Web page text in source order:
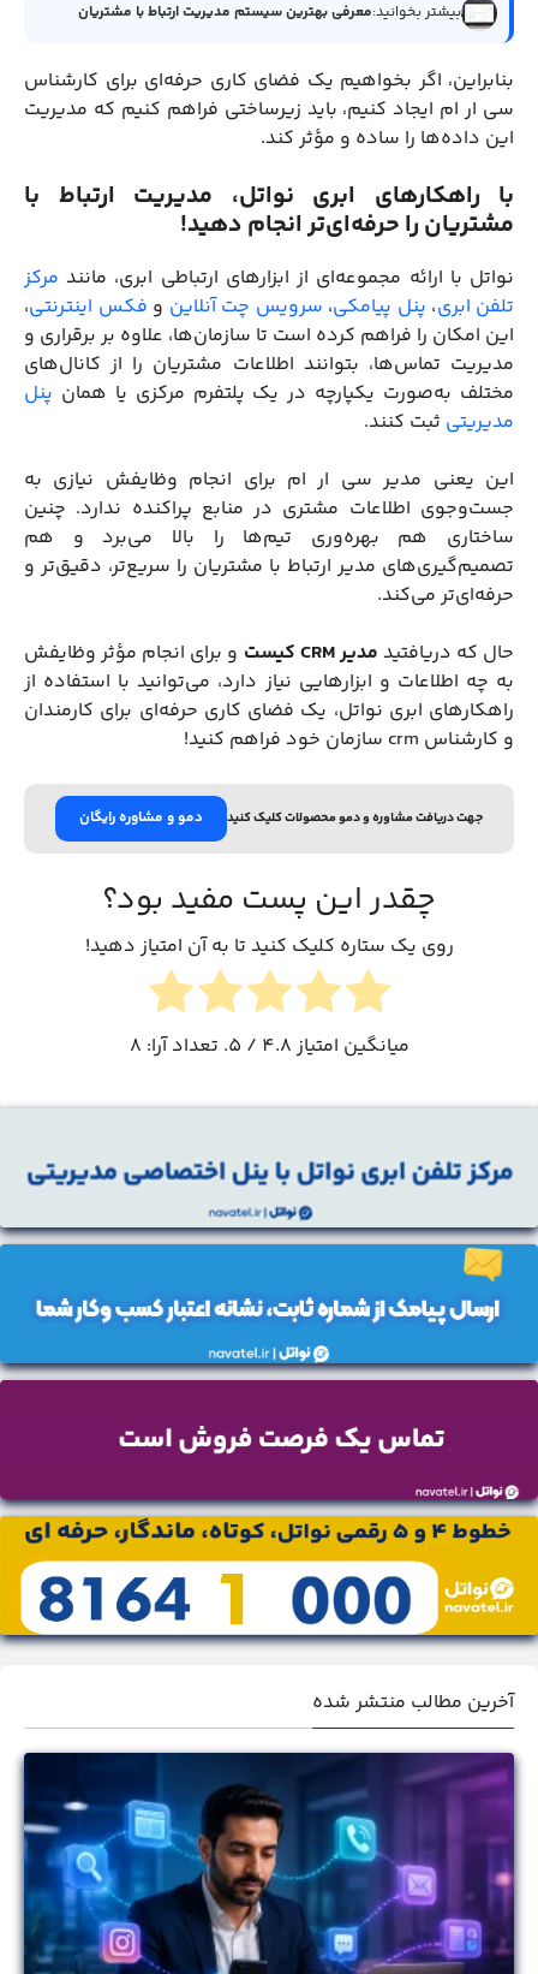
بیشتر بخوانید:معرفی بهترین سیستم مدیریت ارتباط با مشتریان
بنابراین، اگر بخواهیم یک فضای کاری حرفه‌ای برای کارشناس
سی ار ام ایجاد کنیم، باید زیرساختی فراهم کنیم که مدیریت
این داده‌ها را ساده و مؤثر کند.
با راهکارهای ابری نواتل، مدیریت ارتباط با
مشتریان را حرفه‌ای‌تر انجام دهید!
نواتل با ارائه مجموعه‌ای از ابزارهای ارتباطی ابری، مانند مرکز
تلفن ابری، پنل پیامکی، سرویس چت آنلاین و فکس اینترنتی،
این امکان را فراهم کرده است تا سازمان‌ها، علاوه بر برقراری و
مدیریت تماس‌ها، بتوانند اطلاعات مشتریان را از کانال‌های
مختلف به‌صورت یکپارچه در یک پلتفرم مرکزی یا همان پنل
مدیریتی ثبت کنند.
این یعنی مدیر سی ار ام برای انجام وظایفش نیازی به
جست‌وجوی اطلاعات مشتری در منابع پراکنده ندارد. چنین
ساختاری هم بهره‌وری تیم‌ها را بالا می‌برد و هم
تصمیم‌گیری‌های مدیر ارتباط با مشتریان را سریع‌تر، دقیق‌تر و
حرفه‌ای‌تر می‌کند.
حال که دریافتید مدیر CRM کیست
و برای انجام مؤثر وظایفش
به چه اطلاعات و ابزارهایی نیاز دارد، می‌توانید با استفاده از
راهکارهای ابری نواتل، یک فضای کاری حرفه‌ای برای کارمندان
و کارشناس crm سازمان خود فراهم کنید!
جهت دریافت مشاوره و دمو محصولات کلیک کنید دمو و مشاوره رایگان
چقدر این پست مفید بود؟
روی یک ستاره کلیک کنید تا به آن امتیاز دهید!
میانگین امتیاز 4.8 / 5. تعداد آرا: 8
آخرین مطالب منتشر شده